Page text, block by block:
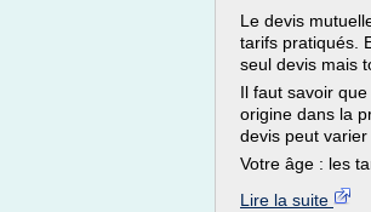
Le devis
tarifs pratiqués.
seul devis mais
Il faut savoir
origine dans la
devis peut
Votre âge : les
Lire la suite